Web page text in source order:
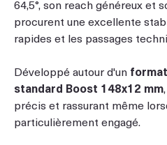
64,5°, son reach généreux et
procurent une excellente
rapides et les passages
Développé autour d'un
standard Boost 148x12 mm
précis et rassurant même
particulièrement engagé.